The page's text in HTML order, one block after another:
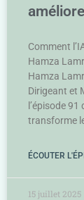
Comment
Hamza
Hamza
Dirigeant et
l’épisode
transforme
ÉCOUTER
15 juillet 2025